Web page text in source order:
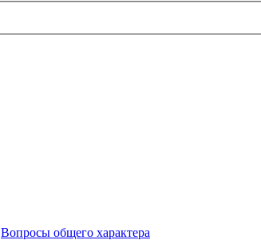
Вопросы общего характера